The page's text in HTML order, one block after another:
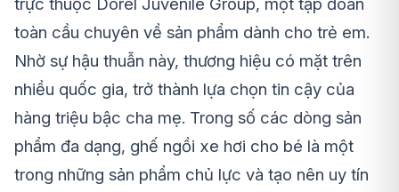
trực thuộc Dorel Juvenile Group, một tập đoàn
toàn cầu chuyên về sản phẩm dành cho trẻ em.
Nhờ sự hậu thuẫn này, thương hiệu có mặt trên
nhiều quốc gia, trở thành lựa chọn tin cậy của
hàng triệu bậc cha mẹ. Trong số các dòng sản
phẩm đa dạng, ghế ngồi xe hơi cho bé là một
trong những sản phẩm chủ lực và tạo nên uy tín